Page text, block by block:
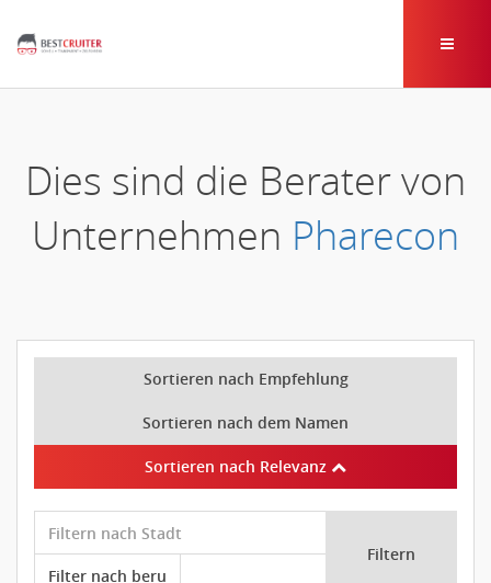
Dies sind die Berater von
Unternehmen Pharecon
Sortieren nach Empfehlung
Sortieren nach dem Namen
Sortieren nach Relevanz
Filtern